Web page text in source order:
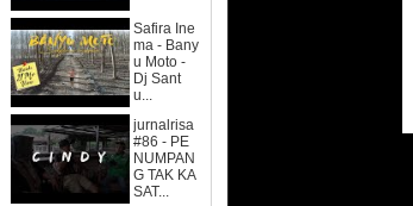
Safira Ine
ma - Bany
u Moto -
Dj Sant
u...
jurnalrisa
#86 - PE
NUMPAN
G TAK KA
SAT...